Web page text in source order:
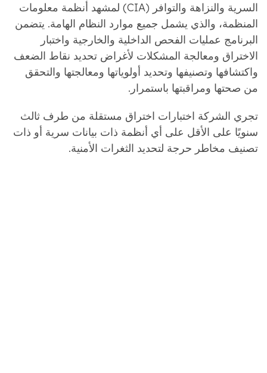
السرية والنزاهة والتوافر (CIA) لمشهد أنظمة معلومات
المنظمة، والذي يشمل جميع موارد النظام الهامة. يتضمن
البرنامج عمليات الفحص الداخلية والخارجية واختبار
الاختراق ومعالجة المشكلات لأغراض تحديد نقاط الضعف
واكتشافها وتصنيفها وتحديد أولوياتها ومعالجتها والتحقق
من صحتها ومراقبتها باستمرار.
تجري الشركة اختبارات اختراق مستقلة من طرف ثالث
سنويًا على الأقل على أي أنظمة ذات بيانات سرية أو ذات
تصنيف مخاطر حرجة لتحديد الثغرات الأمنية.